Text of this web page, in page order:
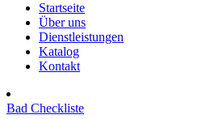
Startseite
Über uns
Dienstleistungen
Katalog
Kontakt
Bad Checkliste